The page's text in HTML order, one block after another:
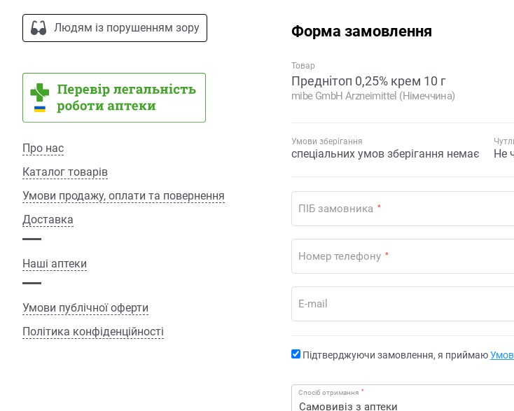
Людям із порушенням зору
Про нас
Каталог товарів
Умови продажу, оплати та повернення
Доставка
Наші аптеки
Умови публічної оферти
Політика конфіденційності
Форма замовлення
Товар
Преднітоп 0,25% крем 10 г
mibe GmbH Arzneimittel (Німеччина)
Умови зберігання
спеціальних умов зберігання немає Не
ПІБ замовника *
Номер телефону *
E-mail
Підтверджуючи замовлення, я приймаю
Спосіб отримання *